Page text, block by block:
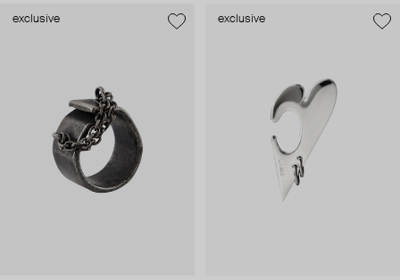
exclusive exclusive